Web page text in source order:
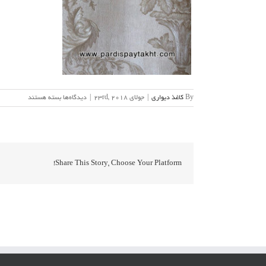
By کاغذ دیواری جولای 23rd, 2018 دیدگاه‌ها برای
آلبوم
بسته هستند
Share This Story, Choose Your Platform!